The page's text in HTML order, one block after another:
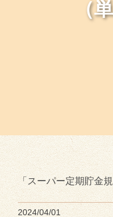
（
「スーパー定期貯金
2024/04/01